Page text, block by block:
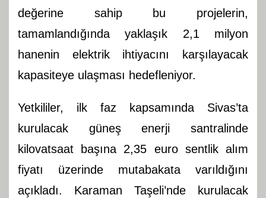
değerine sahip bu projelerin,
tamamlandığında yaklaşık 2,1 milyon
hanenin elektrik ihtiyacını karşılayacak
kapasiteye ulaşması hedefleniyor.
Yetkililer, ilk faz kapsamında Sivas’ta
kurulacak güneş enerji santralinde
kilovatsaat başına 2,35 euro sentlik alım
fiyatı üzerinde mutabakata varıldığını
açıkladı. Karaman Taşeli’nde kurulacak